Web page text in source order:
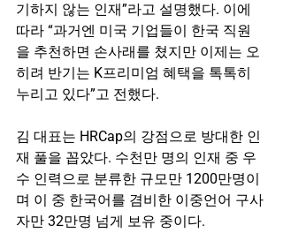
기하지 않는 인재”라고 설명했다. 이에
따라 “과거엔 미국 기업들이 한국 직원
을 추천하면 손사래를 쳤지만 이제는 오
히려 반기는 K프리미엄 혜택을 톡톡히
누리고 있다”고 전했다.
김 대표는 HRCap의 강점으로 방대한 인
재 풀을 꼽았다. 수천만 명의 인재 중 우
수 인력으로 분류한 규모만 1200만명이
며 이 중 한국어를 겸비한 이중언어 구사
자만 32만명 넘게 보유 중이다.